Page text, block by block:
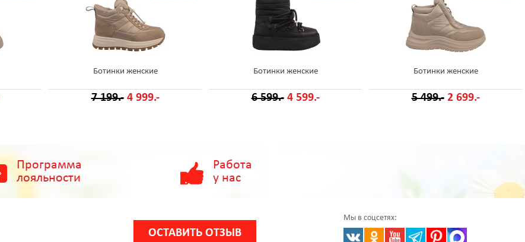
Ботинки женские
7 199.- 4 999.-
Ботинки женские
6 599.- 4 599.-
Ботинки женские
5 499.- 2 699.-
Программа
лояльности
Работа
у нас
ОСТАВИТЬ ОТЗЫВ
Мы в соцсетях: